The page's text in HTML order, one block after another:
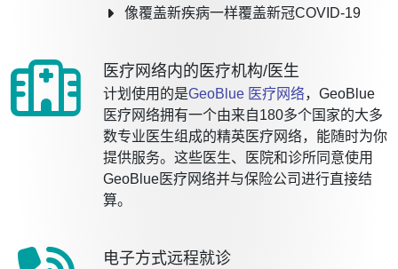
像覆盖新疾病一样覆盖新冠COVID-19
医疗网络内的医疗机构/医生
计划使用的是GeoBlue 医疗网络，GeoBlue
医疗网络拥有一个由来自180多个国家的大多
数专业医生组成的精英医疗网络，能随时为你
提供服务。这些医生、医院和诊所同意使用
GeoBlue医疗网络并与保险公司进行直接结
算。
电子方式远程就诊